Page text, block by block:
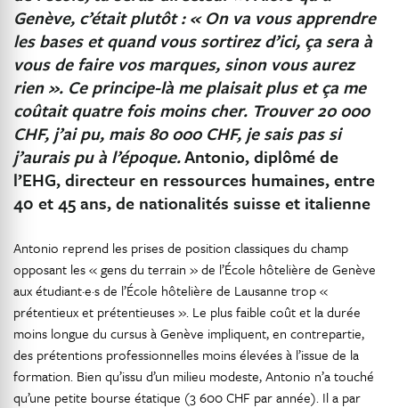
Genève, c’était plutôt : « On va vous apprendre
les bases et quand vous sortirez d’ici, ça sera à
vous de faire vos marques, sinon vous aurez
rien ». Ce principe-là me plaisait plus et ça me
coûtait quatre fois moins cher. Trouver 20 000
CHF, j’ai pu, mais 80 000 CHF, je sais pas si
j’aurais pu à l’époque.Antonio, diplômé de
l’EHG, directeur en ressources humaines, entre
40 et 45 ans, de nationalités suisse et italienne
Antonio reprend les prises de position classiques du champ
opposant les « gens du terrain » de l’École hôtelière de Genève
aux étudiant·e·s de l’École hôtelière de Lausanne trop «
prétentieux et prétentieuses ». Le plus faible coût et la durée
moins longue du cursus à Genève impliquent, en contrepartie,
des prétentions professionnelles moins élevées à l’issue de la
formation. Bien qu’issu d’un milieu modeste, Antonio n’a touché
qu’une petite bourse étatique (3 600 CHF par année). Il a par